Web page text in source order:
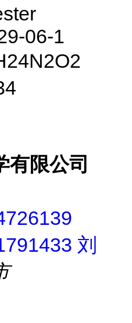
06-1
有限公司
刘